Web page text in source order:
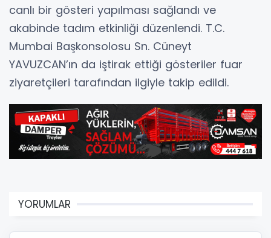
canlı bir gösteri yapılması sağlandı ve
akabinde tadım etkinliği düzenlendi. T.C.
Mumbai Başkonsolosu Sn. Cüneyt
YAVUZCAN’ın da iştirak ettiği gösteriler fuar
ziyaretçileri tarafından ilgiyle takip edildi.
YORUMLAR